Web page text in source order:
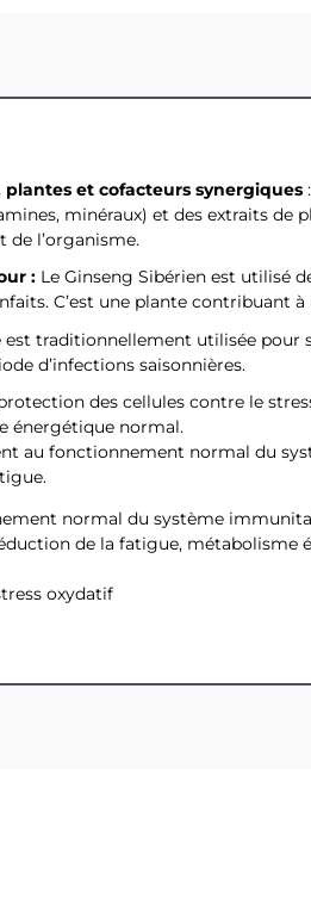
-10%
Sur votre
OBTENIR
En vous inscrivant vous
et cofacteurs synergiques
minéraux) et des extraits de
l’organisme.
: Le Ginseng Sibérien est utilisé
C’est une plante contribuant
est traditionnellement utilisée pour
d’infections saisonnières.
des cellules contre le
énergétique normal.
au fonctionnement normal du
normal du système
de la fatigue,
oxydatif